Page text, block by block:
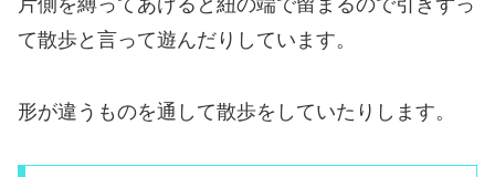
片側を縛ってあげると紐の端で留まるので引きずっ
て散歩と言って遊んだりしています。
形が違うものを通して散歩をしていたりします。